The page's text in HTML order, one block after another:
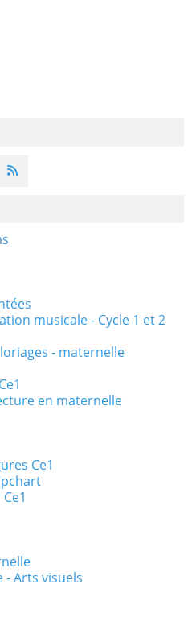
musicale - Cycle 1 et 2
- maternelle
en maternelle
Ce1
- Arts visuels